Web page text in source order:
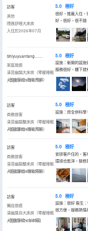
訪客
其他
隱逸舒睡大床房
入住於2026年07月
5.0 極好
很好，推薦入住，
好，很好，很不錯
Shiyuyuanfang……
家庭旅遊
清音幽韻大床房（零壓睡眠
+智能客控+智能馬桶）
入住於2026年07月
5.0 極好
設施：新開的設施
服務很好，樓下就
訪客
商務旅客
清音幽韻雙床房（零壓睡眠
+智能客控+智能馬桶）
入住於2026年07月
5.0 極好
設施：齊全併科學
訪客
商務旅客
清音幽韻雙床房（零壓睡眠
+智能客控+智能馬桶）
入住於2026年05月
5.0 極好
安排客戶住的，客
環境也乾淨，裝修
訪客
獨自旅遊
清幽風尚大床房（零壓睡眠
+智能客控+小冰箱）
入住於2026年05月
5.0 極好
設施：很好 衞生
很方便，服務熱情